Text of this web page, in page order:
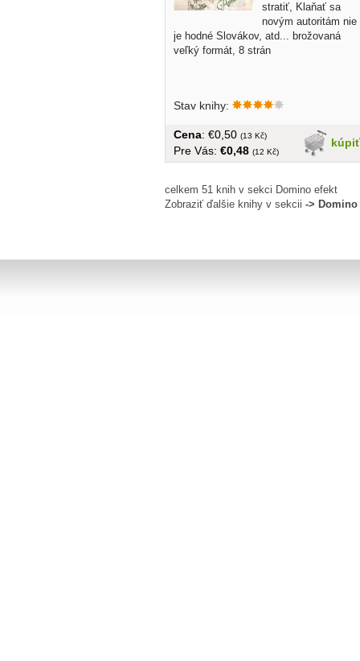
stratiť, Klaňať sa
novým autoritám nie
je hodné Slovákov, atd... brožovaná
veľký formát, 8 strán
Stav knihy:
kúpiť
Cena: €0,50 (13 Kč)
Pre Vás: €0,48 (12 Kč)
celkem 51 knih v sekci Domino efekt
Zobraziť ďalšie knihy v sekcii -> Domino